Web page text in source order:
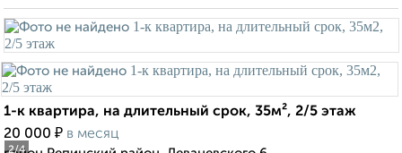
2/4
1-к квартира, на длительный срок, 35м², 2/5 этаж
20 000 ₽ в месяц